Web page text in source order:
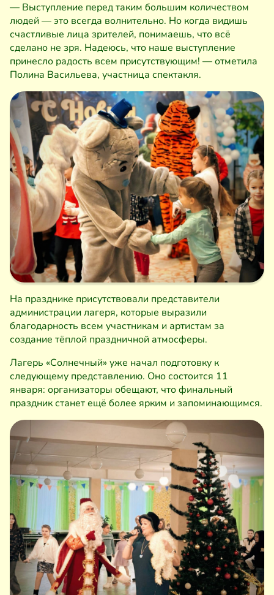
— Выступление перед таким большим количеством
людей — это всегда волнительно. Но когда видишь
счастливые лица зрителей, понимаешь, что всё
сделано не зря. Надеюсь, что наше выступление
принесло радость всем присутствующим! — отметила
Полина Васильева, участница спектакля.
На празднике присутствовали представители
администрации лагеря, которые выразили
благодарность всем участникам и артистам за
создание тёплой праздничной атмосферы.
Лагерь «Солнечный» уже начал подготовку к
следующему представлению. Оно состоится 11
января: организаторы обещают, что финальный
праздник станет ещё более ярким и запоминающимся.